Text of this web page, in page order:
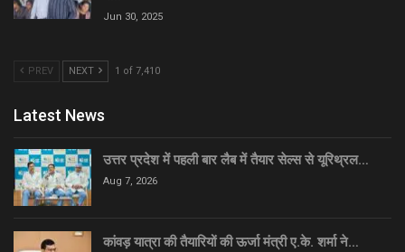
Jun 30, 2025
PREV NEXT 1 of 7,410
Latest News
उत्तर प्रदेश में पहली बार लैब में तैयार सेल्स से यूरिथ्रल…
Aug 7, 2026
कांवड़ यात्रा की तैयारियों की ऊर्जा मंत्री ए.के. शर्मा ने…